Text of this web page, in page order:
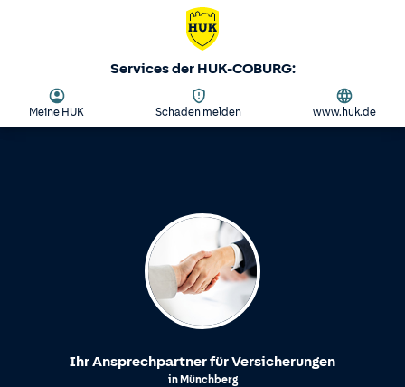
Services der HUK-COBURG:
Meine HUK Schaden melden www.huk.de
Ihr Ansprechpartner für Versicherungen
in Münchberg